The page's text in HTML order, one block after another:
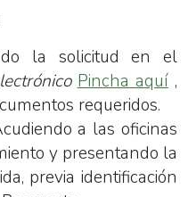
la solicitud en el
Pincha aquí,
requeridos.
a las oficinas
y presentando la
previa identificación